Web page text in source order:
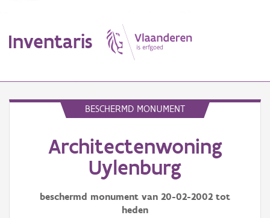
Inventaris
Erfgoedobject
Waarneming
BESCHERMD MONUMENT
Architectenwoning
Uylenburg
beschermd monument van 20-02-2002 tot
heden